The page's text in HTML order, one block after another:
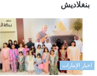
بنغلاديش
اخبار الإمارات